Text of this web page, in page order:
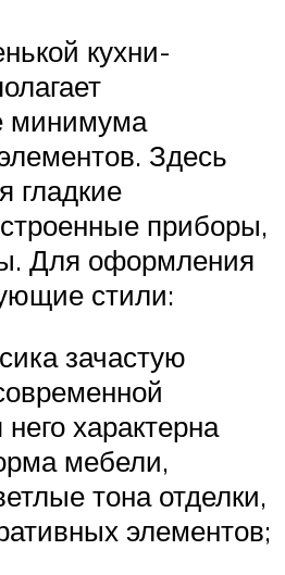
кухни-
минимума
Здесь
гладкие
приборы,
Для оформления
стили:
зачастую
характерна
мебели,
тона отделки,
элементов;